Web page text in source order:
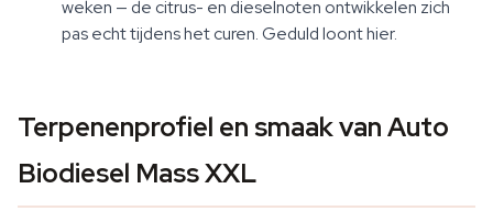
weken — de citrus- en dieselnoten ontwikkelen zich
pas echt tijdens het curen. Geduld loont hier.
Terpenenprofiel en smaak van Auto
Biodiesel Mass XXL